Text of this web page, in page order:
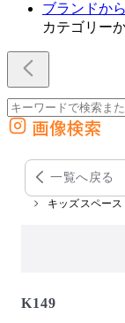
ブランドか
カテゴリー
外部サイトの商品をカ
他のサイトで見つけた商品
画像検索
一覧へ戻る
キッズスペース
K149